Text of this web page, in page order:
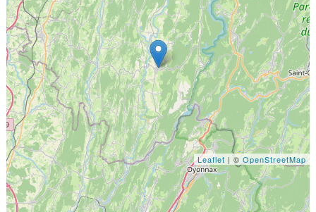
Leaflet | ©OpenStreetMap